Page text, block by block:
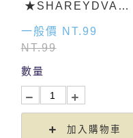
★SHAREYDVA
一般價 NT.99
NT.99
數量
加入購物車